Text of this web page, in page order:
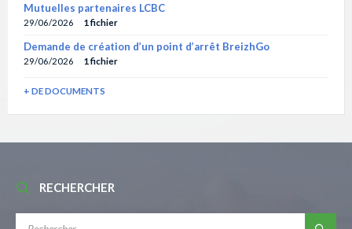
Mutuelles partenaires LCBC
29/06/2026 1 fichier
Demande de création d’un point d’arrêt BreizhGo
29/06/2026 1 fichier
+ DE DOCUMENTS
RECHERCHER